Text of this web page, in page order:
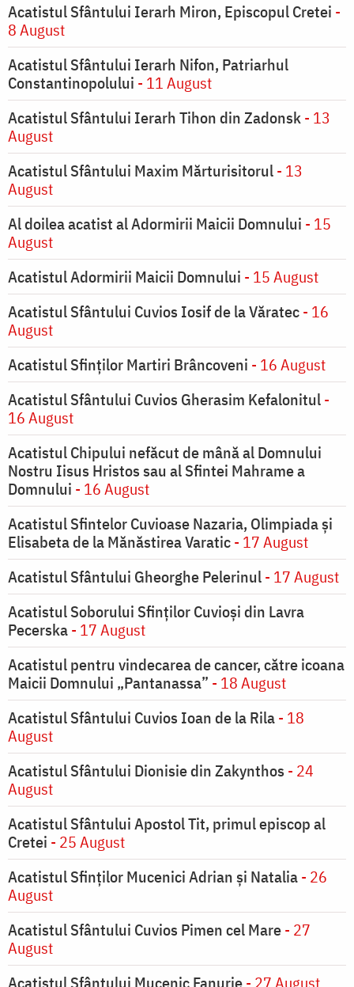
Acatistul Sfântului Ierarh Miron, Episcopul Cretei -
8 August
Acatistul Sfântului Ierarh Nifon, Patriarhul
Constantinopolului - 11 August
Acatistul Sfântului Ierarh Tihon din Zadonsk- 13
August
Acatistul Sfântului Maxim Mărturisitorul- 13
August
Al doilea acatist al Adormirii Maicii Domnului - 15
August
Acatistul Adormirii Maicii Domnului - 15 August
Acatistul Sfântului Cuvios Iosif de la Văratec- 16
August
Acatistul Sfinților Martiri Brâncoveni - 16 August
Acatistul Sfântului Cuvios Gherasim Kefalonitul-
16 August
Acatistul Chipului nefăcut de mână al Domnului
Nostru Iisus Hristos sau al Sfintei Mahrame a
Domnului - 16 August
Acatistul Sfintelor Cuvioase Nazaria, Olimpiada și
Elisabeta de la Mănăstirea Varatic- 17 August
Acatistul Sfântului Gheorghe Pelerinul- 17 August
Acatistul Soborului Sfinților Cuvioși din Lavra
Pecerska- 17 August
Acatistul pentru vindecarea de cancer, către icoana
Maicii Domnului „Pantanassa” - 18 August
Acatistul Sfântului Cuvios Ioan de la Rila- 18
August
Acatistul Sfântului Dionisie din Zakynthos - 24
August
Acatistul Sfântului Apostol Tit, primul episcop al
Cretei - 25 August
Acatistul Sfinților Mucenici Adrian și Natalia- 26
August
Acatistul Sfântului Cuvios Pimen cel Mare- 27
August